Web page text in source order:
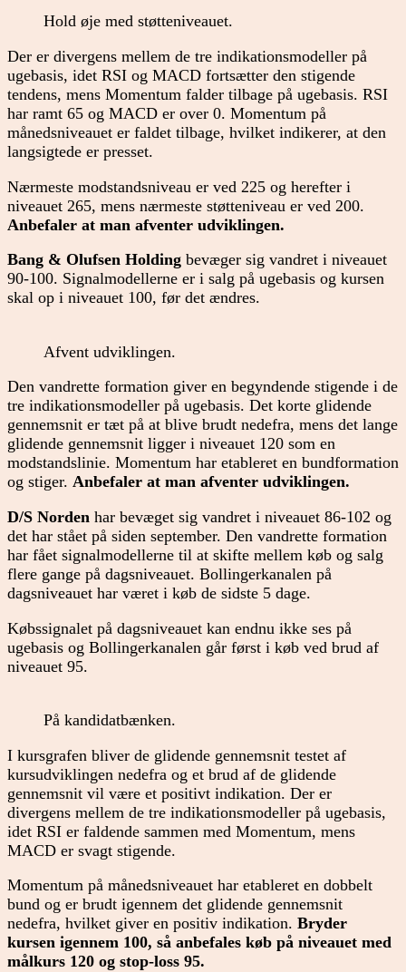
Hold øje med støtteniveauet.
Der er divergens mellem de tre indikationsmodeller på
ugebasis, idet RSI og MACD fortsætter den stigende
tendens, mens Momentum falder tilbage på ugebasis. RSI
har ramt 65 og MACD er over 0. Momentum på
månedsniveauet er faldet tilbage, hvilket indikerer, at den
langsigtede er presset.
Nærmeste modstandsniveau er ved 225 og herefter i
niveauet 265, mens nærmeste støtteniveau er ved 200.
Anbefaler at man afventer udviklingen.
Bang & Olufsen Holding bevæger sig vandret i niveauet
90-100. Signalmodellerne er i salg på ugebasis og kursen
skal op i niveauet 100, før det ændres.
Afvent udviklingen.
Den vandrette formation giver en begyndende stigende i de
tre indikationsmodeller på ugebasis. Det korte glidende
gennemsnit er tæt på at blive brudt nedefra, mens det lange
glidende gennemsnit ligger i niveauet 120 som en
modstandslinie. Momentum har etableret en bundformation
og stiger. Anbefaler at man afventer udviklingen.
D/S Norden har bevæget sig vandret i niveauet 86-102 og
det har stået på siden september. Den vandrette formation
har fået signalmodellerne til at skifte mellem køb og salg
flere gange på dagsniveauet. Bollingerkanalen på
dagsniveauet har været i køb de sidste 5 dage.
Købssignalet på dagsniveauet kan endnu ikke ses på
ugebasis og Bollingerkanalen går først i køb ved brud af
niveauet 95.
På kandidatbænken.
I kursgrafen bliver de glidende gennemsnit testet af
kursudviklingen nedefra og et brud af de glidende
gennemsnit vil være et positivt indikation. Der er
divergens mellem de tre indikationsmodeller på ugebasis,
idet RSI er faldende sammen med Momentum, mens
MACD er svagt stigende.
Momentum på månedsniveauet har etableret en dobbelt
bund og er brudt igennem det glidende gennemsnit
nedefra, hvilket giver en positiv indikation. Bryder
kursen igennem 100, så anbefales køb på niveauet med
målkurs 120 og stop-loss 95.